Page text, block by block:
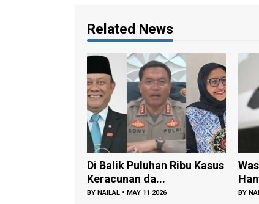
Related News
Di Balik Puluhan Ribu Kasus
Keracunan da...
MAY 11 2026
Waspada
Hanta dari
MAY 09